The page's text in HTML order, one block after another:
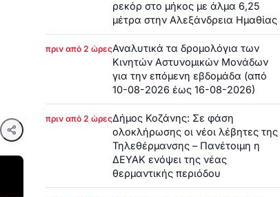
ρεκόρ στο μήκος με άλμα 6,25
μέτρα στην Αλεξάνδρεια Ημαθίας
πριν από 2 ώρεςΑναλυτικά τα δρομολόγια των
Κινητών Αστυνομικών Μονάδων
για την επόμενη εβδομάδα (από
10-08-2026 έως 16-08-2026)
πριν από 2 ώρεςΔήμος Κοζάνης: Σε φάση
ολοκλήρωσης οι νέοι λέβητες της
Τηλεθέρμανσης – Πανέτοιμη η
ΔΕΥΑΚ ενόψει της νέας
θερμαντικής περιόδου